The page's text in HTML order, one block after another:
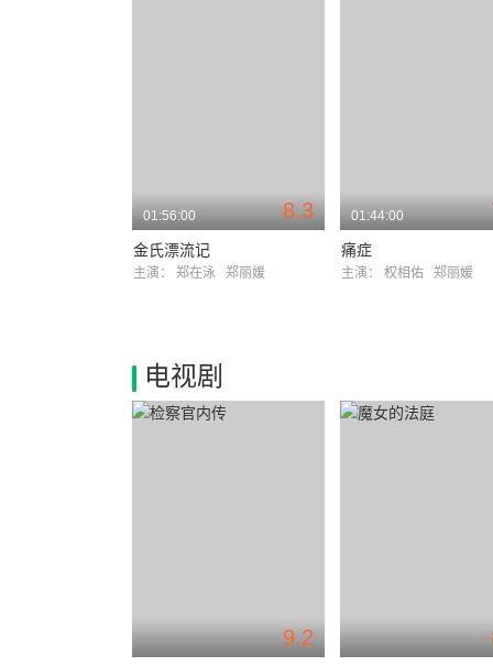
8.3
01:56:00
金氏漂流记
主演： 郑在泳 郑丽媛
01:44:00
痛症
主演： 权相佑 郑丽媛
电视剧
9.2